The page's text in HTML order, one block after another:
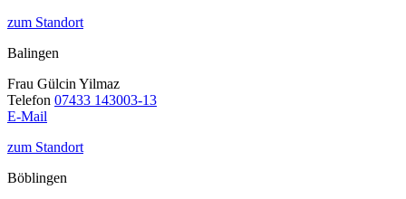
zum Standort
Balingen
Frau Gülcin Yilmaz
Telefon 07433 143003-13
E-Mail
zum Standort
Böblingen